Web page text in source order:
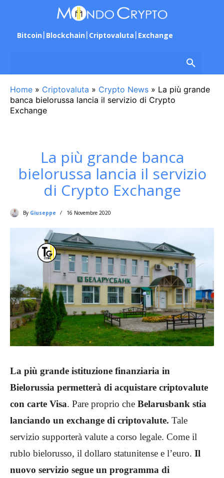
Bitcoin Blockchain Criptovaluta Exchange
Home » Criptovaluta » Crypto News » La più grande
banca bielorussa lancia il servizio di Crypto
Exchange
La più grande banca
bielorussa lancia il servizio
di Crypto Exchange
By Giuseppe 16 Novembre 2020
La più grande istituzione finanziaria in
Bielorussia permetterà di acquistare criptovalute
con carte Visa. Pare proprio che Belarusbank stia
lanciando un exchange di criptovalute. Tale
servizio supporterà valute a corso legale. Come il
rublo bielorusso, il dollaro statunitense e l’euro. Il
nuovo servizio segue un programma di